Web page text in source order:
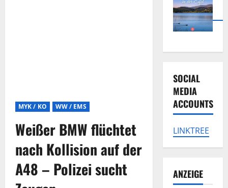
MYK / KO WW / EMS
Weißer BMW flüchtet
nach Kollision auf der
A48 – Polizei sucht
SOCIAL
MEDIA
ACCOUNTS
LINKTREE
ANZEIGE